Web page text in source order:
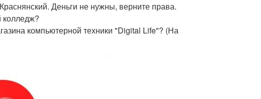
Деньги не нужны, верните права.
колледж?
компьютерной техники "Digital Life"? (На